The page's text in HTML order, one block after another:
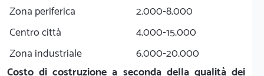
Zona periferica
2.000-8.000
Centro città
4.000-15.000
Zona industriale
6.000-20.000
Costo di costruzione a seconda della qualità dei